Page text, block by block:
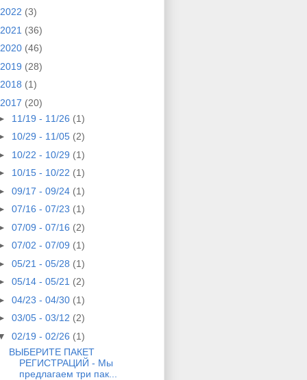
2022 (3)
2021 (36)
2020 (46)
2019 (28)
2018 (1)
2017 (20)
11/19 - 11/26 (1)
10/29 - 11/05 (2)
10/22 - 10/29 (1)
10/15 - 10/22 (1)
09/17 - 09/24 (1)
07/16 - 07/23 (1)
07/09 - 07/16 (2)
07/02 - 07/09 (1)
05/21 - 05/28 (1)
05/14 - 05/21 (2)
04/23 - 04/30 (1)
03/05 - 03/12 (2)
02/19 - 02/26 (1)
ВЫБЕРИТЕ ПАКЕТ
РЕГИСТРАЦИЙ - Мы
предлагаем три пак...